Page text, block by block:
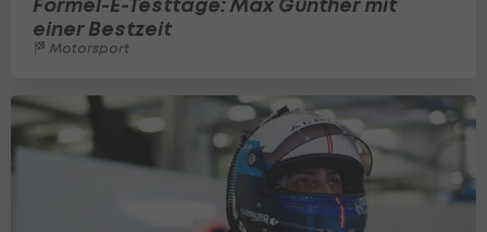
einer Bestzeit
Motorsport